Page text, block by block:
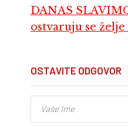
DANAS
ostvaruju se
OSTAVITE ODGOVOR